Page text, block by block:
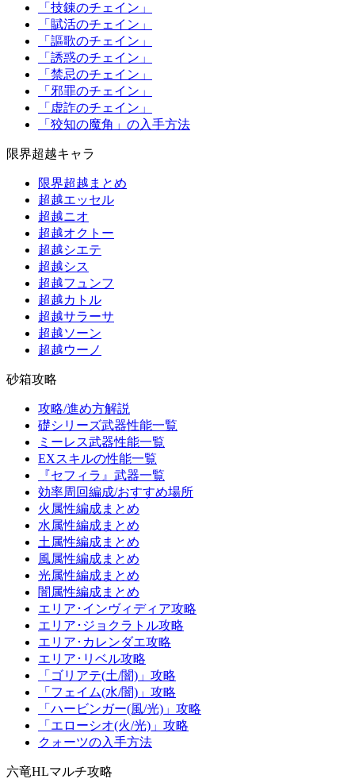
「技錬のチェイン」
「賦活のチェイン」
「謳歌のチェイン」
「誘惑のチェイン」
「禁忌のチェイン」
「邪罪のチェイン」
「虚詐のチェイン」
「狡知の魔角」の入手方法
限界超越キャラ
限界超越まとめ
超越エッセル
超越ニオ
超越オクトー
超越シエテ
超越シス
超越フュンフ
超越カトル
超越サラーサ
超越ソーン
超越ウーノ
砂箱攻略
攻略/進め方解説
礎シリーズ武器性能一覧
ミーレス武器性能一覧
EXスキルの性能一覧
『セフィラ』武器一覧
効率周回編成/おすすめ場所
火属性編成まとめ
水属性編成まとめ
土属性編成まとめ
風属性編成まとめ
光属性編成まとめ
闇属性編成まとめ
エリア･インヴィディア攻略
エリア･ジョクラトル攻略
エリア･カレンダエ攻略
エリア･リベル攻略
「ゴリアテ(土/闇)」攻略
「フェイム(水/闇)」攻略
「ハービンガー(風/光)」攻略
「エローシオ(火/光)」攻略
クォーツの入手方法
六竜HLマルチ攻略